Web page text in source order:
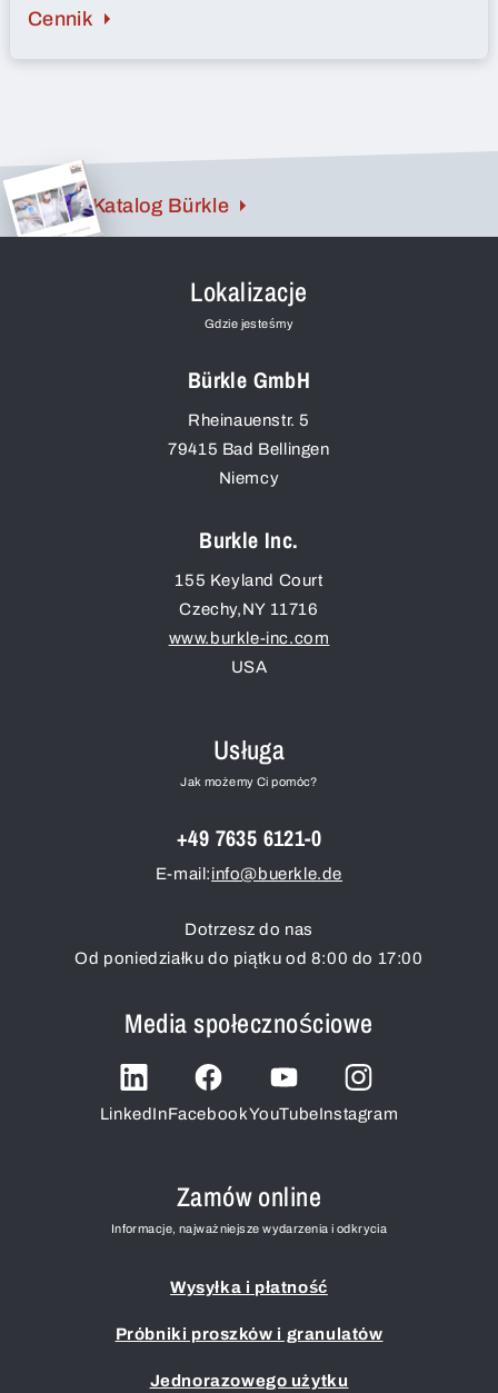
Cennik
Katalog Bürkle
Lokalizacje
Gdzie jesteśmy
Bürkle GmbH
Rheinauenstr. 5
79415 Bad Bellingen
Niemcy
Burkle Inc.
155 Keyland Court
Czechy,NY 11716
www.burkle-inc.com
USA
Usługa
Jak możemy Ci pomóc?
+49 7635 6121-0
E-mail:info@buerkle.de
Dotrzesz do nas
Od poniedziałku do piątku od 8:00 do 17:00
Media społecznościowe
LinkedInFacebookYouTubeInstagram
Zamów online
Informacje, najważniejsze wydarzenia i odkrycia
Wysyłka i płatność
Próbniki proszków i granulatów
Jednorazowego użytku